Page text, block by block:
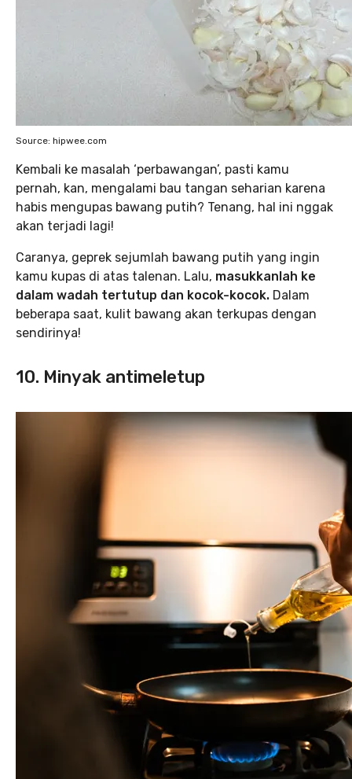
Source: hipwee.com
Kembali ke masalah ‘perbawangan’, pasti kamu
pernah, kan, mengalami bau tangan seharian karena
habis mengupas bawang putih? Tenang, hal ini nggak
akan terjadi lagi!
Caranya, geprek sejumlah bawang putih yang ingin
kamu kupas di atas talenan. Lalu, masukkanlah ke
dalam wadah tertutup dan kocok-kocok. Dalam
beberapa saat, kulit bawang akan terkupas dengan
sendirinya!
10. Minyak antimeletup